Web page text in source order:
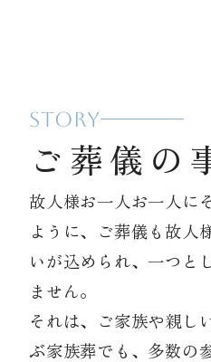
メモリードのお
葬儀の流れ
事例
施設案内
STORY
ご葬儀の
故人様お一人お一人に
ように、ご葬儀も故人
いが込められ、一つと
ません。
それは、ご家族や親し
ぶ家族葬でも、多数の